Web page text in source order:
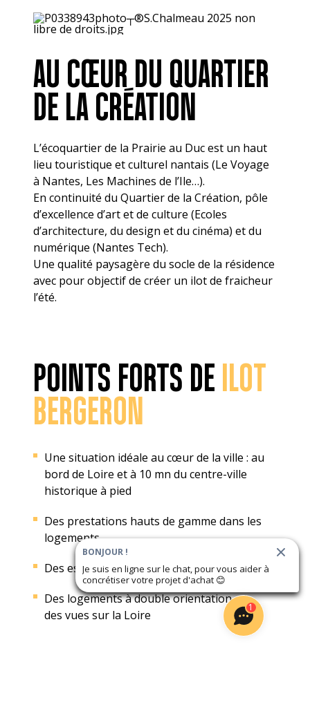
AU CŒUR DU QUARTIER
DE LA CRÉATION
L’écoquartier de la Prairie au Duc est un haut
lieu touristique et culturel nantais (Le Voyage
à Nantes, Les Machines de l’Ile…).
En continuité du Quartier de la Création, pôle
d’excellence d’art et de culture (Ecoles
d’architecture, du design et du cinéma) et du
numérique (Nantes Tech).
Une qualité paysagère du socle de la résidence
avec pour objectif de créer un ilot de fraicheur
l’été.
POINTS FORTS DE ILOT
BERGERON
Une situation idéale au cœur de la ville : au
bord de Loire et à 10 mn du centre-ville
historique à pied
Des prestations hauts de gamme dans les
logements
Des espaces extérieurs généreux
Des logements à double orientation, et
des vues sur la Loire
1
BONJOUR !
Je suis en ligne sur le chat, pour vous aider à
concrétiser votre projet d'achat 😊